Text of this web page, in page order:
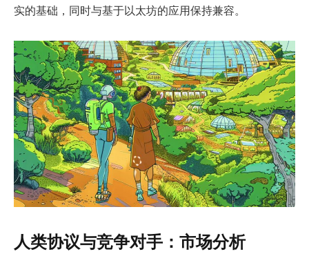
实的基础，同时与基于以太坊的应用保持兼容。
人类协议与竞争对手：市场分析